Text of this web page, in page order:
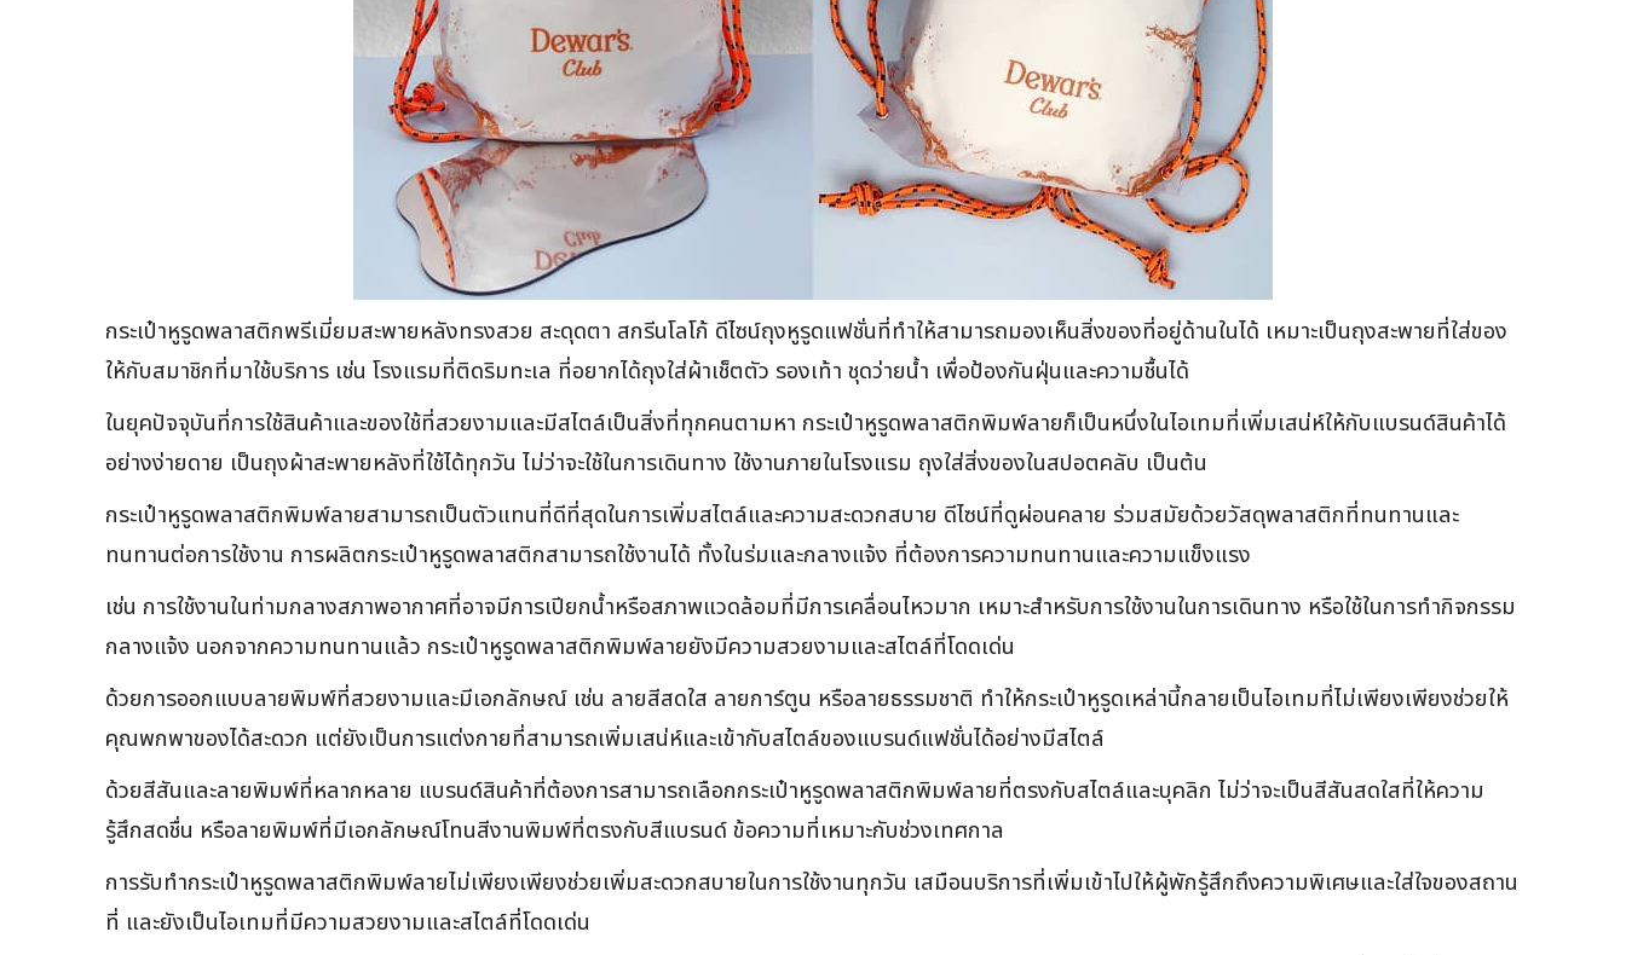
กระเป๋าหูรูดพลาสติกพรีเมี่ยมสะพายหลังทรงสวย สะดุดตา สกรีนโลโก้ ดีไซน์ถุงหูรูดแฟชั่นที่ทำให้สามารถมองเห็นสิ่งของที่อยู่ด้านในได้ เหมาะเป็นถุงสะพายที่ใส่ของ
ให้กับสมาชิกที่มาใช้บริการ เช่น โรงแรมที่ติดริมทะเล ที่อยากได้ถุงใส่ผ้าเช็ตตัว รองเท้า ชุดว่ายน้ำ เพื่อป้องกันฝุ่นและความชื้นได้
ในยุคปัจจุบันที่การใช้สินค้าและของใช้ที่สวยงามและมีสไตล์เป็นสิ่งที่ทุกคนตามหา กระเป๋าหูรูดพลาสติกพิมพ์ลายก็เป็นหนึ่งในไอเทมที่เพิ่มเสน่ห์ให้กับแบรนด์สินค้าได้
อย่างง่ายดาย เป็นถุงผ้าสะพายหลังที่ใช้ได้ทุกวัน ไม่ว่าจะใช้ในการเดินทาง ใช้งานภายในโรงแรม ถุงใส่สิ่งของในสปอตคลับ เป็นต้น
กระเป๋าหูรูดพลาสติกพิมพ์ลายสามารถเป็นตัวแทนที่ดีที่สุดในการเพิ่มสไตล์และความสะดวกสบาย ดีไซน์ที่ดูผ่อนคลาย ร่วมสมัยด้วยวัสดุพลาสติกที่ทนทานและ
ทนทานต่อการใช้งาน การผลิตกระเป๋าหูรูดพลาสติกสามารถใช้งานได้ ทั้งในร่มและกลางแจ้ง ที่ต้องการความทนทานและความแข็งแรง
เช่น การใช้งานในท่ามกลางสภาพอากาศที่อาจมีการเปียกน้ำหรือสภาพแวดล้อมที่มีการเคลื่อนไหวมาก เหมาะสำหรับการใช้งานในการเดินทาง หรือใช้ในการทำกิจกรรม
กลางแจ้ง นอกจากความทนทานแล้ว กระเป๋าหูรูดพลาสติกพิมพ์ลายยังมีความสวยงามและสไตล์ที่โดดเด่น
ด้วยการออกแบบลายพิมพ์ที่สวยงามและมีเอกลักษณ์ เช่น ลายสีสดใส ลายการ์ตูน หรือลายธรรมชาติ ทำให้กระเป๋าหูรูดเหล่านี้กลายเป็นไอเทมที่ไม่เพียงเพียงช่วยให้
คุณพกพาของได้สะดวก แต่ยังเป็นการแต่งกายที่สามารถเพิ่มเสน่ห์และเข้ากับสไตล์ของแบรนด์แฟชั่นได้อย่างมีสไตล์
ด้วยสีสันและลายพิมพ์ที่หลากหลาย แบรนด์สินค้าที่ต้องการสามารถเลือกกระเป๋าหูรูดพลาสติกพิมพ์ลายที่ตรงกับสไตล์และบุคลิก ไม่ว่าจะเป็นสีสันสดใสที่ให้ความ
รู้สึกสดชื่น หรือลายพิมพ์ที่มีเอกลักษณ์โทนสีงานพิมพ์ที่ตรงกับสีแบรนด์ ข้อความที่เหมาะกับช่วงเทศกาล
การรับทำกระเป๋าหูรูดพลาสติกพิมพ์ลายไม่เพียงเพียงช่วยเพิ่มสะดวกสบายในการใช้งานทุกวัน เสมือนบริการที่เพิ่มเข้าไปให้ผู้พักรู้สึกถึงความพิเศษและใส่ใจของสถาน
ที่ และยังเป็นไอเทมที่มีความสวยงามและสไตล์ที่โดดเด่น